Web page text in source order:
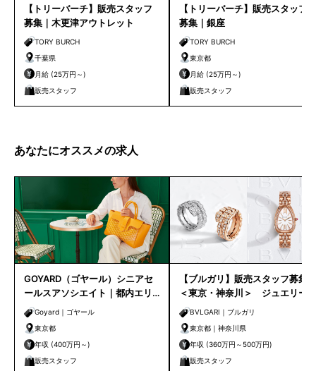
【トリーバーチ】販売スタッフ
募集｜木更津アウトレット
TORY BURCH
千葉県
月給 (25万円～)
販売スタッフ
【トリーバーチ】販売スタッフ
募集｜銀座
TORY BURCH
東京都
月給 (25万円～)
販売スタッフ
あなたにオススメの求人
GOYARD（ゴヤール）シニアセ
ールスアソシエイト｜都内エリ
アGoyard｜ゴヤール
東京都
年収 (400万円～)
販売スタッフ
【ブルガリ】販売スタッフ募集
＜東京・神奈川＞ ジュエリー
販売未経験OK！
BVLGARI｜ブルガリ
東京都｜神奈川県
年収 (360万円～500万円)
販売スタッフ